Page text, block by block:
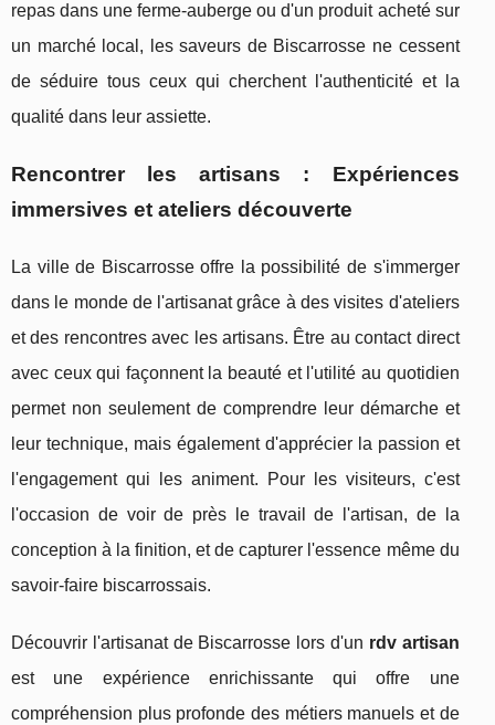
repas dans une ferme-auberge ou d'un produit acheté sur
un marché local, les saveurs de Biscarrosse ne cessent
de séduire tous ceux qui cherchent l'authenticité et la
qualité dans leur assiette.
Rencontrer les artisans : Expériences
immersives et ateliers découverte
La ville de Biscarrosse offre la possibilité de s'immerger
dans le monde de l'artisanat grâce à des visites d'ateliers
et des rencontres avec les artisans. Être au contact direct
avec ceux qui façonnent la beauté et l'utilité au quotidien
permet non seulement de comprendre leur démarche et
leur technique, mais également d'apprécier la passion et
l'engagement qui les animent. Pour les visiteurs, c'est
l'occasion de voir de près le travail de l'artisan, de la
conception à la finition, et de capturer l'essence même du
savoir-faire biscarrossais.
Découvrir l'artisanat de Biscarrosse lors d'un rdv artisan
est une expérience enrichissante qui offre une
compréhension plus profonde des métiers manuels et de